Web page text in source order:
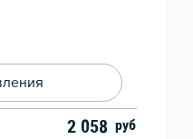
2 058